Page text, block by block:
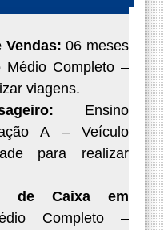
Vendas:06 meses
Médio Completo –
viagens.
Ensino
A – Veículo
para realizar
de Caixa em
Completo –